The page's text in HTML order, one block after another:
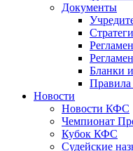
Документы
Бланки
Правила
Новости
Новости КФС
Чемпионат
Кубок КФС
Судейские